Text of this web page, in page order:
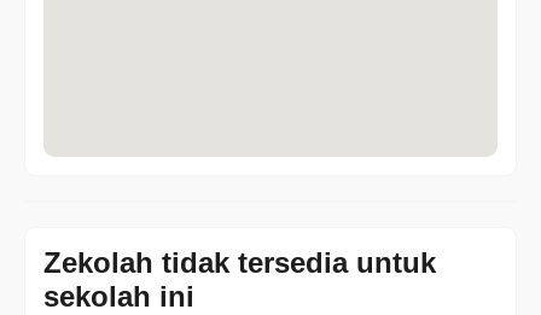
Zekolah tidak tersedia untuk
sekolah ini